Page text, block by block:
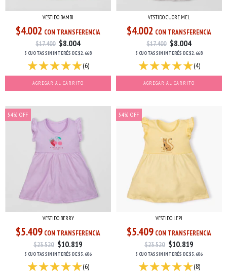
VESTIDO BAMBI
$4.002 CON TRANSFERENCIA
$17.400 $8.004
3 CUOTASSIN INTERÉS DE$2.668
(6)
AGREGAR AL CARRITO
VESTIDO CUORE MEL
$4.002 CON TRANSFERENCIA
$17.400 $8.004
3 CUOTASSIN INTERÉS DE$2.668
(4)
AGREGAR AL CARRITO
54% OFF
VESTIDO BERRY
$5.409 CON TRANSFERENCIA
$23.520 $10.819
3 CUOTASSIN INTERÉS DE$3.606
(6)
54% OFF
VESTIDO LEPI
$5.409 CON TRANSFERENCIA
$23.520 $10.819
3 CUOTASSIN INTERÉS DE$3.606
(8)